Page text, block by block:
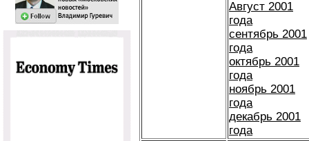
Август 2001
года
сентябрь 2001
года
октябрь 2001
года
ноябрь 2001
года
декабрь 2001
года